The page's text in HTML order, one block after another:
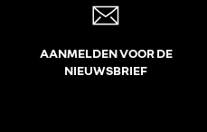
AANMELDEN VOOR DE
NIEUWSBRIEF